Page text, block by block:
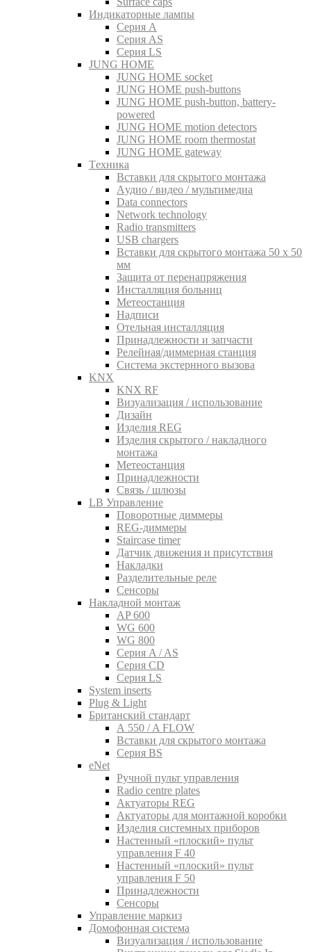
Индикаторные лампы
Серия A
Серия AS
Серия LS
JUNG HOME
JUNG HOME socket
JUNG HOME push-buttons
JUNG HOME push-button, battery-
powered
JUNG HOME motion detectors
JUNG HOME room thermostat
JUNG HOME gateway
Tехника
Вставки для скрытого монтажа
Aудио / видео / мультимедиа
Data connectors
Network technology
Radio transmitters
USB chargers
Вставки для скрытого монтажа 50 x 50
мм
Защита от перенапряжения
Инсталляция больниц
Метеостанция
Надписи
Отельная инсталляция
Принадлежности и запчасти
Релейная/диммерная станция
Система экстернного вызова
KNX
KNX RF
Визуализация / использование
Дизайн
Изделия REG
Изделия скрытого / накладного
монтажа
Метеостанция
Принадлежности
Связь / шлюзы
LB Управление
Поворотные диммеры
REG-диммеры
Staircase timer
Датчик движения и присутствия
Накладки
Разделительные реле
Сенсоры
Накладной монтаж
AP 600
WG 600
WG 800
Серия A / AS
Серия CD
Серия LS
System inserts
Plug & Light
Британский стандарт
A 550 / A FLOW
Вставки для скрытого монтажа
Серия BS
eNet
Pучной пульт управления
Radio centre plates
Актуаторы REG
Актуаторы для монтажной коробки
Изделия системных приборов
Настенный «плоский» пульт
управления F 40
Настенный «плоский» пульт
управления F 50
Принадлежности
Сенсоры
Управление маркиз
Домофонная система
Визуализация / использование